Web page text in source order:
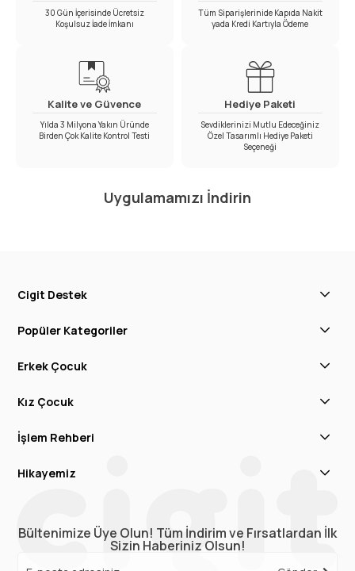
30 Gün İçerisinde Ücretsiz
Koşulsuz İade İmkanı
Tüm Siparişlerinide Kapıda Nakit
yada Kredi Kartıyla Ödeme
Kalite ve Güvence
Yılda 3 Milyona Yakın Üründe
Birden Çok Kalite Kontrol Testi
Hediye Paketi
Sevdiklerinizi Mutlu Edeceğiniz
Özel Tasarımlı Hediye Paketi
Seçeneği
Uygulamamızı İndirin
Cigit Destek
Popüler Kategoriler
Erkek Çocuk
Kız Çocuk
İşlem Rehberi
Hikayemiz
Bültenimize Üye Olun! Tüm İndirim ve Fırsatlardan İlk
Sizin Haberiniz Olsun!